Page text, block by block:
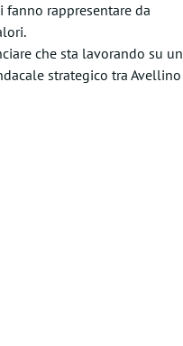
rappresentare da
che sta lavorando su un
strategico tra Avellino